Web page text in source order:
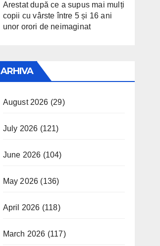
Arestat după ce a supus mai mulți
copii cu vârste între 5 și 16 ani
unor orori de neimaginat
ARHIVA
August 2026 (29)
July 2026 (121)
June 2026 (104)
May 2026 (136)
April 2026 (118)
March 2026 (117)